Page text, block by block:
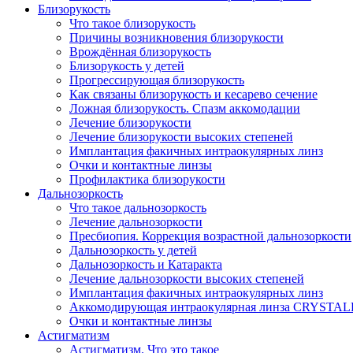
Близорукость
Что такое близорукость
Причины возникновения близорукости
Врождённая близорукость
Близорукость у детей
Прогрессирующая близорукость
Как связаны близорукость и кесарево сечение
Ложная близорукость. Спазм аккомодации
Лечение близорукости
Лечение близорукости высоких степеней
Имплантация факичных интраокулярных линз
Очки и контактные линзы
Профилактика близорукости
Дальнозоркость
Что такое дальнозоркость
Лечение дальнозоркости
Пресбиопия. Коррекция возрастной дальнозоркости
Дальнозоркость у детей
Дальнозоркость и Катаракта
Лечение дальнозоркости высоких степеней
Имплантация факичных интраокулярных линз
Аккомодирующая интраокулярная линза
Очки и контактные линзы
Астигматизм
Астигматизм. Что это такое